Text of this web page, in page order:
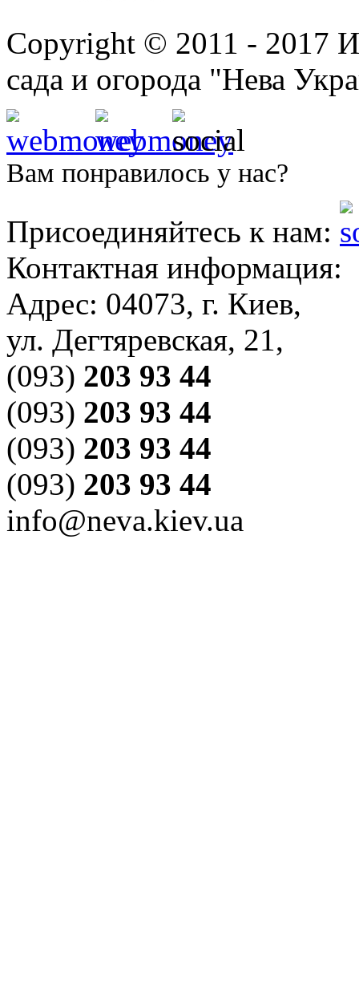
Copyright © 2011 - 2017
сада и огорода "Нева
Вам понравилось у нас?
Присоединяйтесь к нам:
Контактная информация:
Адрес: 04073, г. Киев,
ул. Дегтяревская, 21,
(093) 203 93 44
(093) 203 93 44
(093) 203 93 44
(093) 203 93 44
info@neva.kiev.ua